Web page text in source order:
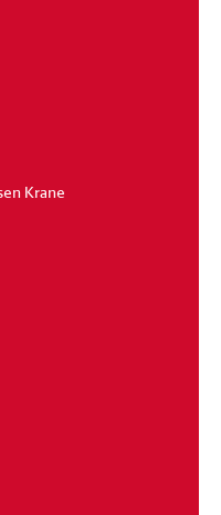
Krane